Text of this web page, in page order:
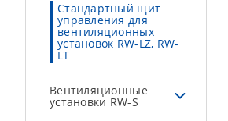
Стандартный щит
управления для
вентиляционных
установок RW-LZ, RW-
LT
Вентиляционные
установки RW-S